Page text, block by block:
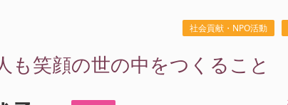
社会貢献・NPO活動
も笑顔の世の中をつくること